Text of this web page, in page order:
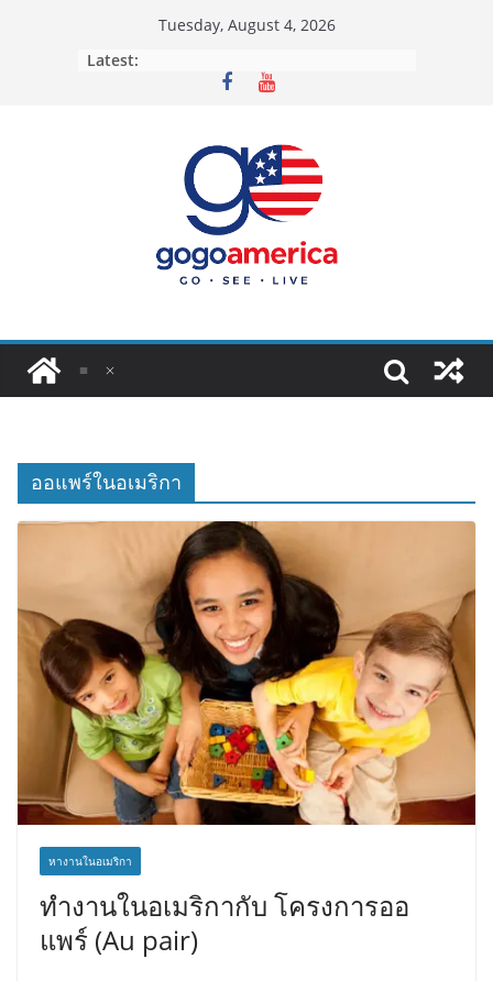
Tuesday, August 4, 2026
Latest:
ออแพร์ในอเมริกา
หางานในอเมริกา
ทำงานในอเมริกากับ โครงการออ
แพร์ (Au pair)